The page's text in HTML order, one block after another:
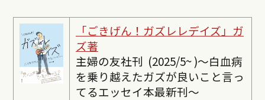
「ごきげん！ガズレレデイズ」ガ
ズ著
主婦の友社刊 (2025/5~ )〜白血病
を乗り越えたガズが良いこと言っ
てるエッセイ本最新刊〜